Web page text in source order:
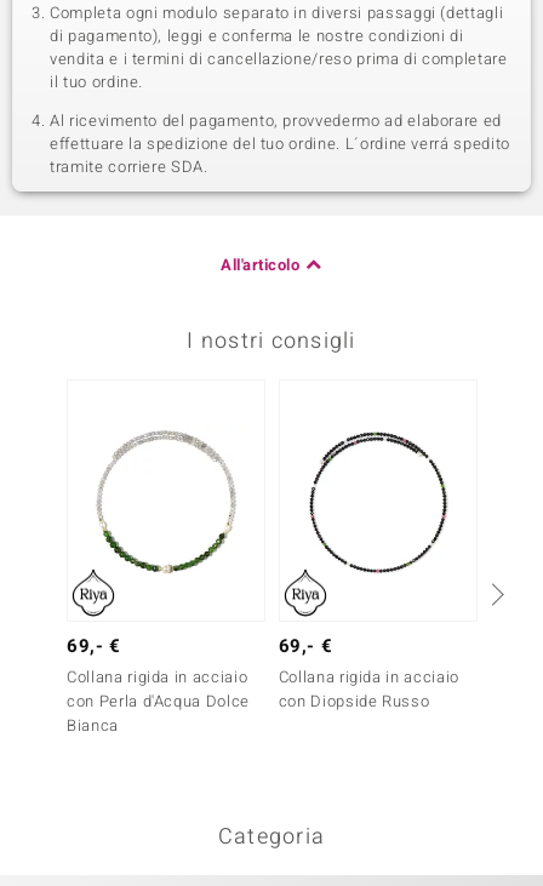
Completa ogni modulo separato in diversi passaggi (dettagli
di pagamento), leggi e conferma le nostre condizioni di
vendita e i termini di cancellazione/reso prima di completare
il tuo ordine.
Al ricevimento del pagamento, provvedermo ad elaborare ed
effettuare la spedizione del tuo ordine. L´ordine verrá spedito
tramite corriere SDA.
All'articolo
I nostri consigli
69,- €
Collana rigida in acciaio
con Perla d'Acqua Dolce
Bianca
69,- €
Collana rigida in acciaio
con Diopside Russo
Categoria